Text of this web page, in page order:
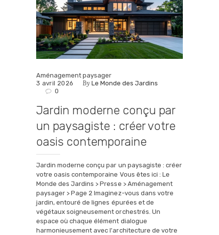
Aménagement paysager
3 avril 2026
ByLe Monde des Jardins
0
Jardin moderne conçu par
un paysagiste : créer votre
oasis contemporaine
Jardin moderne conçu par un paysagiste : créer
votre oasis contemporaine Vous êtes ici : Le
Monde des Jardins > Presse > Aménagement
paysager > Page 2 Imaginez-vous dans votre
jardin, entouré de lignes épurées et de
végétaux soigneusement orchestrés. Un
espace où chaque élément dialogue
harmonieusement avec l'architecture de votre